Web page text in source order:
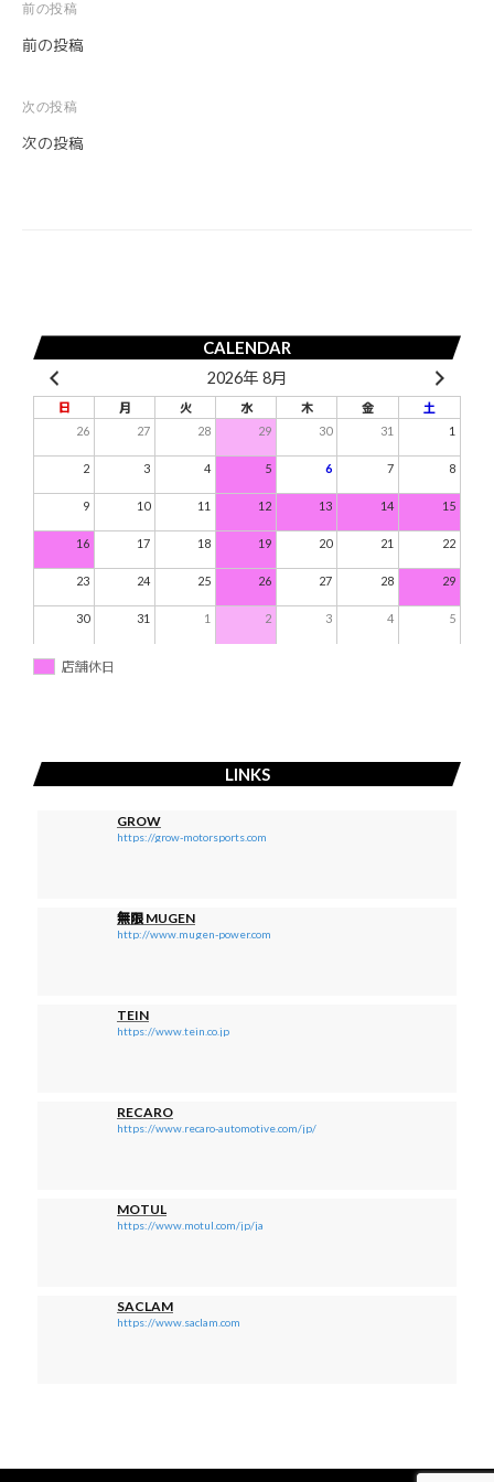
投
稿
ナ
ビ
ン
前の投稿
前の投稿
次の投稿
次の投稿
CALENDAR
2026年 8月
日 月 火 水 木 金
土
26
27 28 29 30 31 1
2 3 4 5 6 7 8
9 10 11 12 13 14 15
16 17 18 19 20 21 22
23 24 25 26 27 28 29
30 31 1 2 3 4 5
店舗休日
LINKS
GROW
https://grow-motorsports.com
無限 MUGEN
http://www.mugen-power.com
TEIN
https://www.tein.co.jp
RECARO
https://www.recaro-automotive.com/jp/
MOTUL
https://www.motul.com/jp/ja
SACLAM
https://www.saclam.com